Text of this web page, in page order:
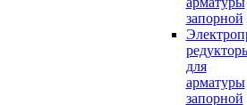
запорной
для
арматуры
запорной